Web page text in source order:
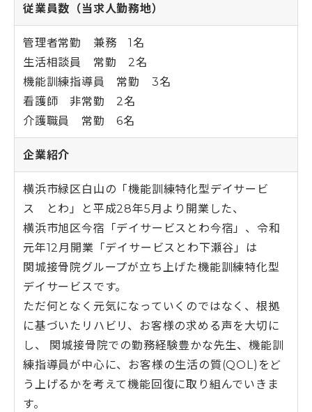
従業員数 （当求人勤務地）
管理者常勤 兼務 1名
生活相談員 常勤 2名
機能訓練指導員 常勤 3名
看護師 非常勤 2名
介護職員 常勤 6名
企業紹介
横浜市緑区白山の「機能訓練特化型デイサービ
ス とわ」と平成28年5月より開業した、
横浜市旭区今宿「デイサービスとわ今宿」、令和
元年12月開業「デイサービスとわ下瀬谷」は
関城接骨院グループが立ち上げた機能訓練特化型
デイサービスです。
ただ何となく元気になっていくのではなく、根拠
に基づいたリハビリ、お客様の求める声を大切に
し、 関城接骨院での勤務経験豊かな先生、機能訓
練指導員が中心に、お客様の生活の質(QOL)をど
う上げるかを考えて機能回復に取り組んでいきま
す。